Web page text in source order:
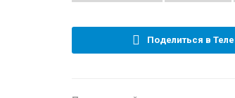
Поделиться в